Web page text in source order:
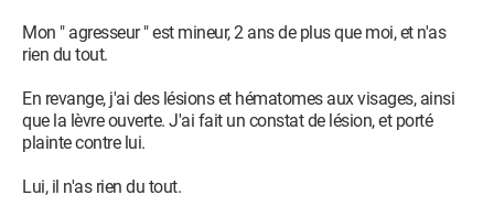
Mon " agresseur " est mineur, 2 ans de plus que moi, et n'as
rien du tout.
En revange, j'ai des lésions et hématomes aux visages, ainsi
que la lèvre ouverte. J'ai fait un constat de lésion, et porté
plainte contre lui.
Lui, il n'as rien du tout.